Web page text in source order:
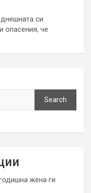
си
опасения, че
Search
жена ги